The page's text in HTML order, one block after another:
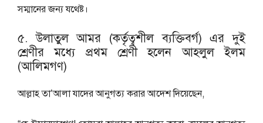
সম্মানের জন্য যথেষ্ট।
৫. উলাতুল আমর (কর্তৃত্বশীল ব্যক্তিবর্গ) এর দুই
শ্রেণীর মধ্যে প্রথম শ্রেণী হলেন আহলুল ইলম
(আলিমগণ)
আল্লাহ তা’আলা যাদের আনুগত্য করার আদেশ দিয়েছেন,